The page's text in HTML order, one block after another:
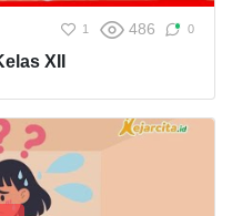
1 486 0
XII